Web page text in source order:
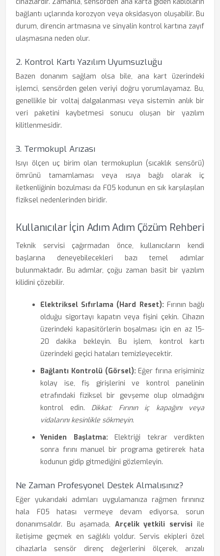
bağlantı uçlarında korozyon veya oksidasyon oluşabilir. Bu
durum, direncin artmasına ve sinyalin kontrol kartına zayıf
ulaşmasına neden olur.
2. Kontrol Kartı Yazılım Uyumsuzluğu
Bazen donanım sağlam olsa bile, ana kart üzerindeki
işlemci, sensörden gelen veriyi doğru yorumlayamaz. Bu,
genellikle bir voltaj dalgalanması veya sistemin anlık bir
veri paketini kaybetmesi sonucu oluşan bir yazılım
kilitlenmesidir.
3. Termokupl Arızası
Isıyı ölçen uç birim olan termokuplun (sıcaklık sensörü)
ömrünü tamamlaması veya ısıya bağlı olarak iç
iletkenliğinin bozulması da F05 kodunun en sık karşılaşılan
fiziksel nedenlerinden biridir.
Kullanıcılar İçin Adım Adım Çözüm Rehberi
Teknik servisi çağırmadan önce, kullanıcıların kendi
başlarına deneyebilecekleri bazı temel adımlar
bulunmaktadır. Bu adımlar, çoğu zaman basit bir yazılım
kilidini çözebilir.
Elektriksel Sıfırlama (Hard Reset): Fırının bağlı
olduğu sigortayı kapatın veya fişini çekin. Cihazın
üzerindeki kapasitörlerin boşalması için en az 15-
20 dakika bekleyin. Bu işlem, kontrol kartı
üzerindeki geçici hataları temizleyecektir.
Bağlantı Kontrolü (Görsel): Eğer fırına erişiminiz
kolay ise, fiş girişlerini ve kontrol panelinin
etrafındaki fiziksel bir gevşeme olup olmadığını
kontrol edin. Dikkat: Fırının iç kapağını veya
vidalarını kesinlikle sökmeyin.
Yeniden Başlatma: Elektriği tekrar verdikten
sonra fırını manuel bir programa getirerek hata
kodunun gidip gitmediğini gözlemleyin.
Ne Zaman Profesyonel Destek Almalısınız?
Eğer yukarıdaki adımları uygulamanıza rağmen fırınınız
hala F05 hatası vermeye devam ediyorsa, sorun
donanımsaldır. Bu aşamada, Arçelik yetkili servisi ile
iletişime geçmek en sağlıklı yoldur. Servis ekipleri özel
cihazlarla sensör direnç değerlerini ölçerek, arızalı